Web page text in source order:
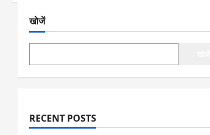
श
न
खोजें
RECENT POSTS